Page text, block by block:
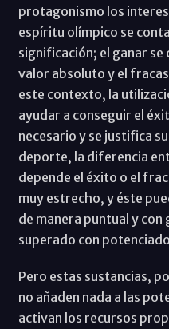
protagonismo los
espíritu olímpico se
significación; el ganar
valor absoluto y el
este contexto, la
ayudar a conseguir el
necesario y se justifica
deporte, la diferencia
depende el éxito o el
muy estrecho, y éste
de manera puntual y
superado con
Pero estas sustancias,
no añaden nada a las
activan los recursos